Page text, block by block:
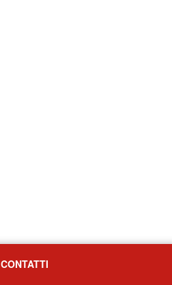
CONTATTI